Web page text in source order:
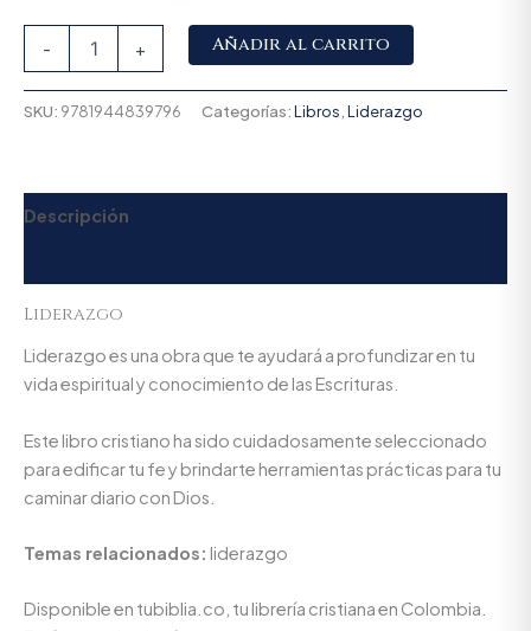
- + Añadir al carrito
SKU: 9781944839796 Categorías:Libros Liderazgo
Descripción
Liderazgo
Liderazgo es una obra que te ayudará a profundizar en tu
vida espiritual y conocimiento de las Escrituras.
Este libro cristiano ha sido cuidadosamente seleccionado
para edificar tu fe y brindarte herramientas prácticas para tu
caminar diario con Dios.
Temas relacionados: liderazgo
Disponible en tubiblia.co, tu librería cristiana en Colombia.